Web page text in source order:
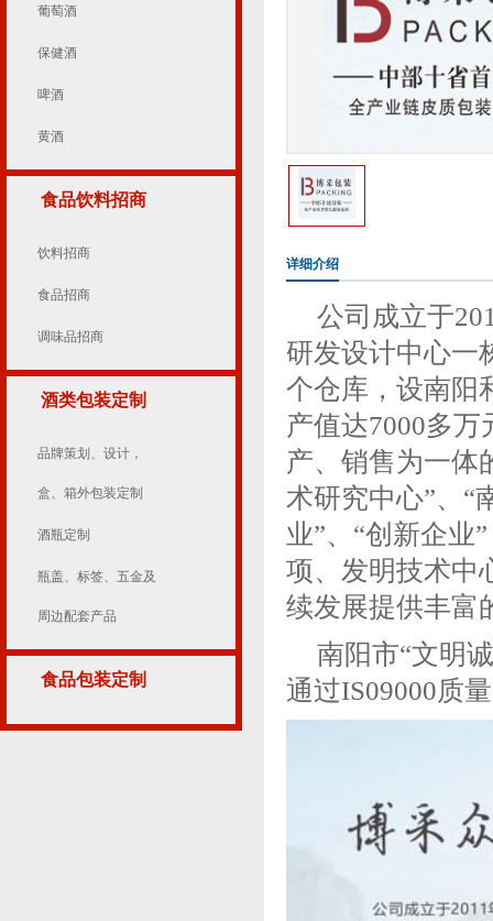
葡萄酒
保健酒
啤酒
黄酒
食品饮料招商
饮料招商
食品招商
调味品招商
酒类包装定制
品牌策划、设计，
盒、箱外包装定制
酒瓶定制
瓶盖、标签、五金及
周边配套产品
食品包装定制
详细介绍
公司成立于
研发设计中心一
个仓库，设南阳
产值达7000多
产、销售为一体
术研究中心”、“
业”、“创新企业
项、发明技术中
续发展提供丰富
南阳市“文明
通过IS09000质